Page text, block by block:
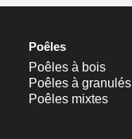
Poêles
Poêles à bois
Poêles à granulés
Poêles mixtes